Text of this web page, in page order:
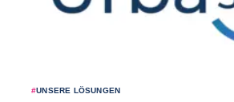
#UNSERE LÖSUNGEN